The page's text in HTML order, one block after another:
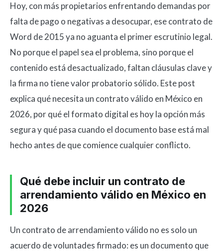
Hoy, con más propietarios enfrentando demandas por
falta de pago o negativas a desocupar, ese contrato de
Word de 2015 ya no aguanta el primer escrutinio legal.
No porque el papel sea el problema, sino porque el
contenido está desactualizado, faltan cláusulas clave y
la firma no tiene valor probatorio sólido. Este post
explica qué necesita un contrato válido en México en
2026, por qué el formato digital es hoy la opción más
segura y qué pasa cuando el documento base está mal
hecho antes de que comience cualquier conflicto.
Qué debe incluir un contrato de
arrendamiento válido en México en
2026
Un contrato de arrendamiento válido no es solo un
acuerdo de voluntades firmado: es un documento que